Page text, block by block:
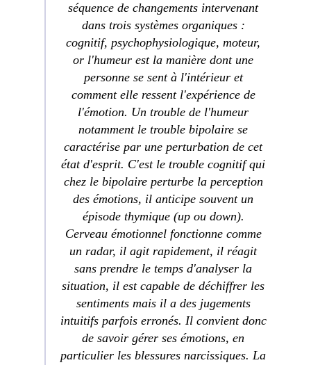
séquence de changements intervenant
dans trois systèmes organiques :
cognitif, psychophysiologique, moteur,
or l'humeur est la manière dont une
personne se sent à l'intérieur et
comment elle ressent l'expérience de
l'émotion. Un trouble de l'humeur
notamment le trouble bipolaire se
caractérise par une perturbation de cet
état d'esprit. C'est le trouble cognitif qui
chez le bipolaire perturbe la perception
des émotions, il anticipe souvent un
épisode thymique (up ou down).
Cerveau émotionnel fonctionne comme
un radar, il agit rapidement, il réagit
sans prendre le temps d'analyser la
situation, il est capable de déchiffrer les
sentiments mais il a des jugements
intuitifs parfois erronés. Il convient donc
de savoir gérer ses émotions, en
particulier les blessures narcissiques. La